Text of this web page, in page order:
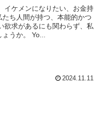
ケメンになりたい、お金持
ち人間が持つ、本能的かつ
欲求があるにも関わらず、私
うか。 Yo...
2024.11.11